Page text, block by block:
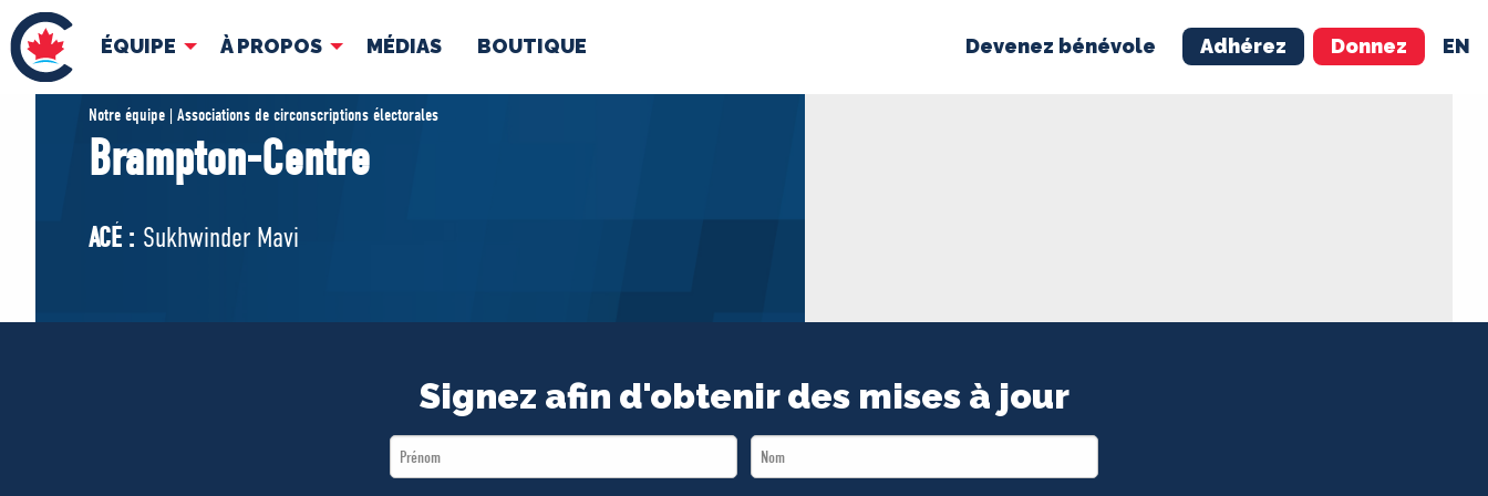
ÉQUIPE À PROPOS MÉDIAS BOUTIQUE Devenez bénévole Adhérez Donnez EN
ÉQUIPE
Pierre Poilievre
Cabinet fantôme
ACÉ
À PROPOS MÉDIAS
Notre équipe | Associations de circonscriptions électorales
Brampton-Centre
ACÉ : Sukhwinder Mavi
Signez afin d'obtenir des mises à jour
First
Name
Last
Name